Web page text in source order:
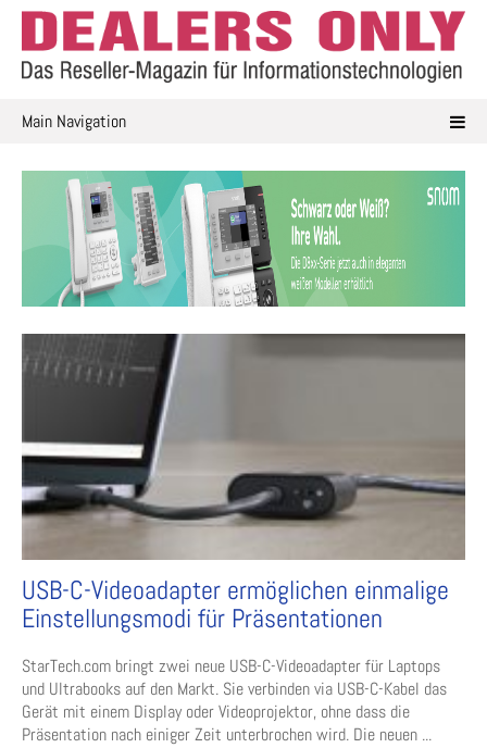
Skip
content
Main Navigation
USB-C-Videoadapter ermöglichen einmalige
Einstellungsmodi für Präsentationen
StarTech.com bringt zwei neue USB-C-Videoadapter für Laptops
und Ultrabooks auf den Markt. Sie verbinden via USB-C-Kabel das
Gerät mit einem Display oder Videoprojektor, ohne dass die
Präsentation nach einiger Zeit unterbrochen wird. Die neuen ...